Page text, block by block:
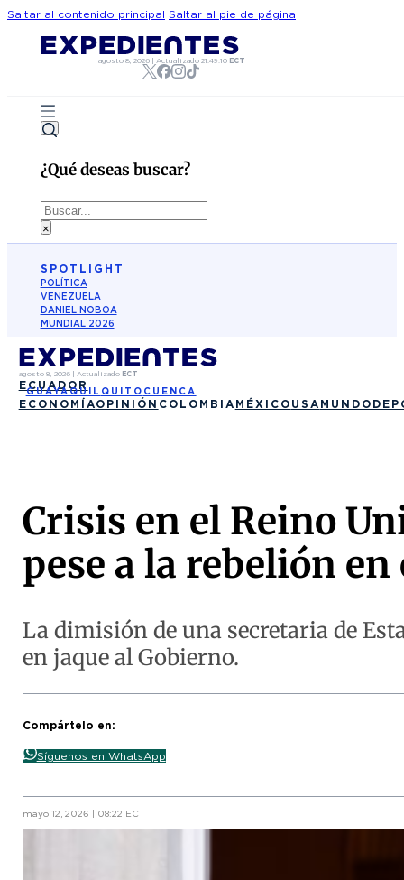
Saltar al contenido principal Saltar al pie de página
agosto 8, 2026| Actualizado 21:49:10 ECT
¿Qué deseas buscar?
Buscar
×
SPOTLIGHT
POLÍTICA
VENEZUELA
DANIEL NOBOA
MUNDIAL 2026
agosto 8, 2026| Actualizado ECT
ECUADOR
GUAYAQUIL QUITO CUENCA
ECONOMÍAOPINIÓN COLOMBIA MÉXICO USA MUNDO
Crisis en el Reino
pese a la rebelión
La dimisión de una secretaria de
en jaque al Gobierno.
Compártelo en:
Síguenos en WhatsApp
mayo 12, 2026 | 08:22 ECT